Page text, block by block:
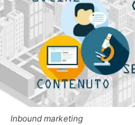
Inbound marketing